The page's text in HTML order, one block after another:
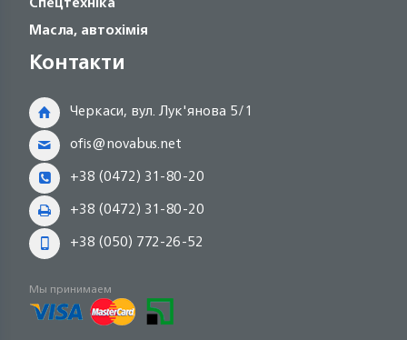
Масла, автохімія
Контакти
Черкаси, вул. Лук'янова 5/1
ofis@novabus.net
+38 (0472) 31-80-20
+38 (0472) 31-80-20
+38 (050) 772-26-52
Мы принимаем